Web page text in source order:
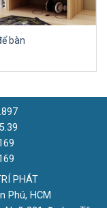
bàn
PHÁT
Phú, HCM